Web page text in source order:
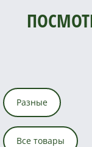
Разные
Все товары